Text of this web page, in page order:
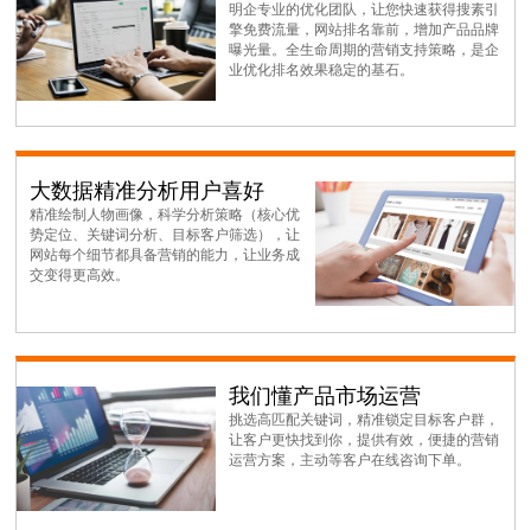
明企专业的优化团队，让您快速获得搜素引
擎免费流量，网站排名靠前，增加产品品牌
曝光量。全生命周期的营销支持策略，是企
业优化排名效果稳定的基石。
大数据精准分析用户喜好
精准绘制人物画像，科学分析策略（核心优
势定位、关键词分析、目标客户筛选），让
网站每个细节都具备营销的能力，让业务成
交变得更高效。
我们懂产品市场运营
挑选高匹配关键词，精准锁定目标客户群，
让客户更快找到你，提供有效，便捷的营销
运营方案，主动等客户在线咨询下单。